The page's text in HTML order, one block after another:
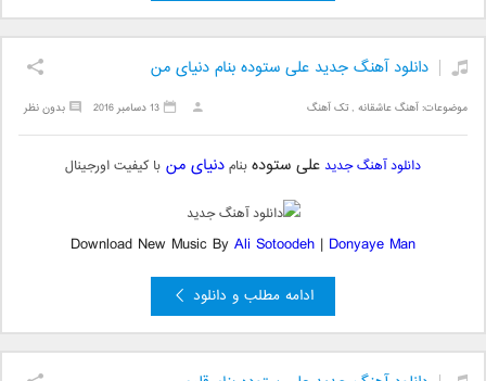
دانلود آهنگ جدید علی ستوده بنام دنیای من
موضوعات:آهنگ عاشقانه ,تک آهنگ بدون نظر 13 دسامبر 2016
دانلود آهنگ جدید علی ستودهبنامدنیای من با کیفیت اورجینال
Download New Music By Ali Sotoodeh | Donyaye Man
ادامه مطلب و دانلود